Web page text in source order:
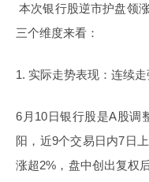
本次银行股逆市护盘领
三个维度来看：
1. 实际走势表现：连续
6月10日银行股是A股调
阳，近9个交易日内7日
涨超2%，盘中创出复权